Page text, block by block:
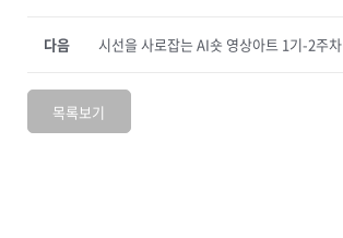
시선을 사로잡는 AI숏 영상아트 1기-2주차
다음
목록보기